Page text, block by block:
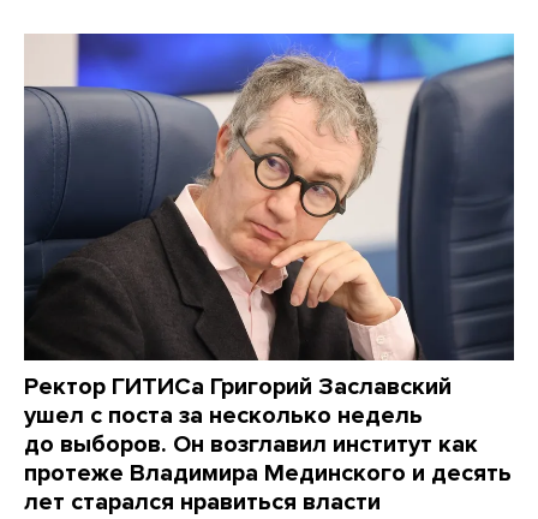
Ректор ГИТИСа Григорий Заславский
ушел с поста за несколько недель
до выборов. Он возглавил институт как
протеже Владимира Мединского и десять
лет старался нравиться власти